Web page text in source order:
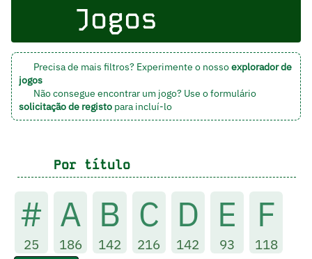
Jogos
Precisa de mais filtros? Experimente o nossoexplorador de
jogos
Não consegue encontrar um jogo? Use o formulário
solicitação de registopara incluí-lo
Por título
#
25
A
186
B
142
C
216
D
142
E
93
F
118